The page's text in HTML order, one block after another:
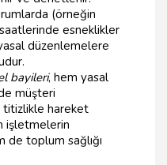
(örneğin
esneklikler
düzenlemelere
bayileri, hem yasal
müşteri
titizlikle hareket
işletmelerin
de toplum sağlığı